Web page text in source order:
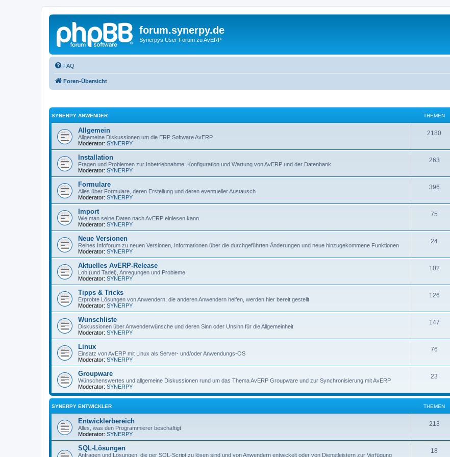
forum.synerpy.de
Synerpys User Forum zu AvERP
FAQ
Foren-Übersicht
SYNERPY ANWENDER THEMEN
Allgemein
Allgemeine Diskussionen um die ERP Software AvERP
Moderator: SYNERPY
2180
Installation
Fragen und Problemen zur Inbetriebnahme, Konfiguration und Wartung von AvERP und der Datenbank
Moderator: SYNERPY
263
Formulare
Alles über Formulare, deren Erstellung und deren eventueller Austausch
Moderator: SYNERPY
396
Import
Wie man seine Daten nach AvERP einlesen kann.
Moderator: SYNERPY
75
Neue Versionen
Reines Infoforum zu neuen Versionen, Informationen über die durchgeführten Änderungen und neue hinzugekommene Funktionen
Moderator: SYNERPY
24
Aktuelles AvERP-Release
Lob (und Tadel), Anregungen und Probleme.
Moderator: SYNERPY
102
Tipps & Tricks
Erprobte Lösungen von Anwendern, die anderen Anwendern helfen, werden hier bereit gestellt
Moderator: SYNERPY
126
Wunschliste
Diskussionen über Anwenderwünsche und deren Sinn oder Unsinn für die Allgemeinheit
Moderator: SYNERPY
147
Linux
Einsatz von AvERP mit Linux als Server- und/oder Anwendungs-OS
Moderator: SYNERPY
76
Groupware
Wünschenswertes und allgemeine Diskussionen rund um das Thema AvERP Groupware und zur Synchronisierung mit AvERP
Moderator: SYNERPY
23
SYNERPY ENTWICKLER THEMEN
Entwicklerbereich
Alles, was den Programmierer beschäftigt
Moderator: SYNERPY
213
SQL-Lösungen
Anfragen und Lösungen, die per SQL-Script zu lösen sind und von Anwendern entwickelt oder von Dienstleistern zur Verfügung
18